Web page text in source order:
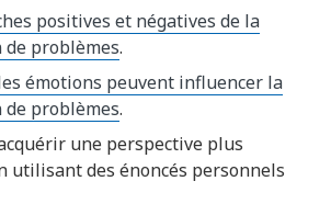
positives et négatives de la
problèmes.
émotions peuvent influencer la
problèmes.
une perspective plus
utilisant des énoncés personnels